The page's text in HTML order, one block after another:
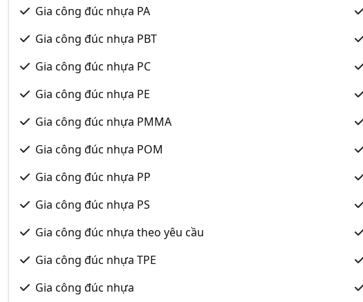
Gia công đúc nhựa PA
Gia công đúc nhựa PBT
Gia công đúc nhựa PC
Gia công đúc nhựa PE
Gia công đúc nhựa PMMA
Gia công đúc nhựa POM
Gia công đúc nhựa PP
Gia công đúc nhựa PS
Gia công đúc nhựa theo yêu cầu
Gia công đúc nhựa TPE
Gia công đúc nhựa